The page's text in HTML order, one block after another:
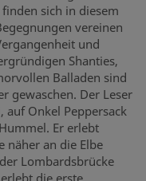
sich in diesem
vereinen
und
Shanties,
Balladen sind
gewaschen. Der Leser
auf Onkel Peppersack
Er erlebt
näher an die Elbe
Lombardsbrücke